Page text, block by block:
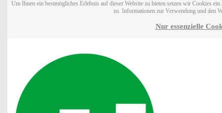
Um Ihnen ein bestmögliches Erlebnis auf dieser Website zu bieten setzen wir Cookies
zu. Informationen zur Verwendung und den
Nur essenzielle